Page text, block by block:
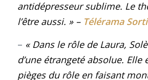
antidépresseur sublime. Le
l’être aussi. » – Télérama
– « Dans le rôle de Laura,
d’une étrangeté absolue. Elle
pièges du rôle en faisant